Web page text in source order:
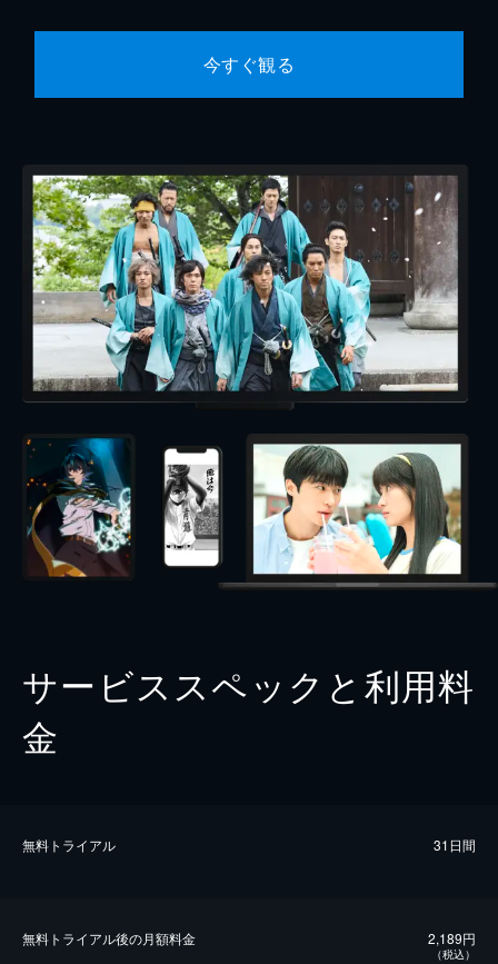
今すぐ観る
サービススペックと利用料
金
無料トライアル 31日間
無料トライアル後の⽉額料金 2,189円
（税込）